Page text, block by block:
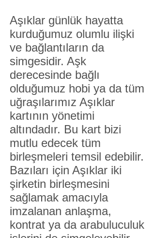
Aşıklar günlük hayatta
kurduğumuz olumlu ilişki
ve bağlantıların da
simgesidir. Aşk
derecesinde bağlı
olduğumuz hobi ya da tüm
uğraşılarımız Aşıklar
kartının yönetimi
altındadır. Bu kart bizi
mutlu edecek tüm
birleşmeleri temsil edebilir.
Bazıları için Aşıklar iki
şirketin birleşmesini
sağlamak amacıyla
imzalanan anlaşma,
kontrat ya da arabuluculuk